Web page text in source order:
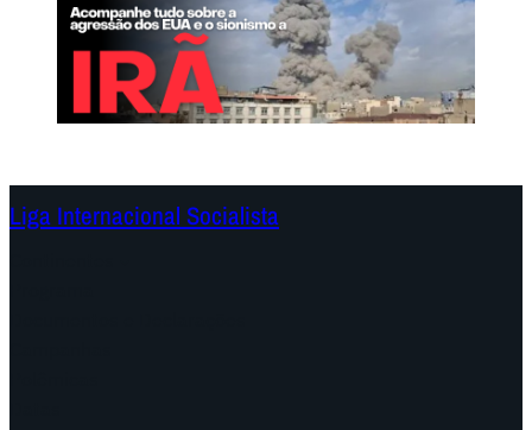
Liga Internacional Socialista